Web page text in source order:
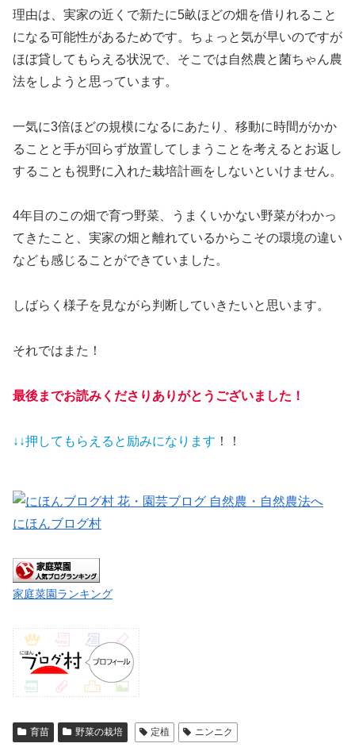
理由は、実家の近くで新たに5畝ほどの畑を借りれること
になる可能性があるためです。ちょっと気が早いのですが
ほぼ貸してもらえる状況で、そこでは自然農と菌ちゃん農
法をしようと思っています。
一気に3倍ほどの規模になるにあたり、移動に時間がかか
ることと手が回らず放置してしまうことを考えるとお返し
することも視野に入れた栽培計画をしないといけません。
4年目のこの畑で育つ野菜、うまくいかない野菜がわかっ
てきたこと、実家の畑と離れているからこその環境の違い
なども感じることができていました。
しばらく様子を見ながら判断していきたいと思います。
それではまた！
最後までお読みくださりありがとうございました！
↓↓押してもらえると 励みになります ！！
にほんブログ村
家庭菜園ランキング
育苗 野菜の栽培 定植 ニンニク